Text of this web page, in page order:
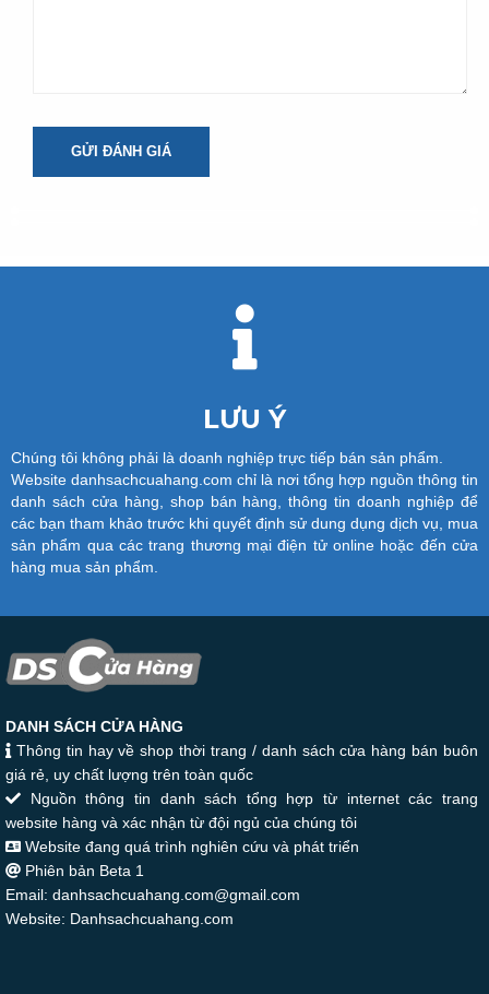
GỬI ĐÁNH GIÁ
LƯU Ý
Chúng tôi không phải là doanh nghiệp trực tiếp bán sản phẩm.
Website danhsachcuahang.com chỉ là nơi tổng hợp nguồn thông tin
danh sách cửa hàng, shop bán hàng, thông tin doanh nghiệp để
các bạn tham khảo trước khi quyết định sử dung dụng dịch vụ, mua
sản phẩm qua các trang thương mại điện tử online hoặc đến cửa
hàng mua sản phẩm.
DANH SÁCH CỬA HÀNG
Thông tin hay về shop thời trang / danh sách cửa hàng bán buôn
giá rẻ, uy chất lượng trên toàn quốc
Nguồn thông tin danh sách tổng hợp từ internet các trang
website hàng và xác nhận từ đội ngủ của chúng tôi
Website đang quá trình nghiên cứu và phát triển
Phiên bản Beta 1
Email: danhsachcuahang.com@gmail.com
Website: Danhsachcuahang.com